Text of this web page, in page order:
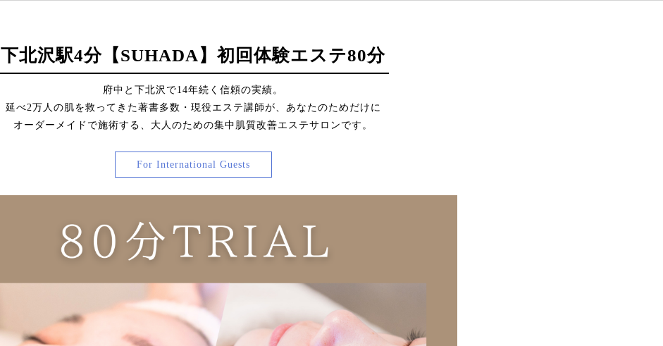
下北沢駅4分【SUHADA】初回体験エステ80分
府中と下北沢で14年続く信頼の実績。
延べ2万人の肌を救ってきた著書多数・現役エステ講師が、あなたのためだけに
オーダーメイドで施術する、大人のための集中肌質改善エステサロンです。
For International Guests